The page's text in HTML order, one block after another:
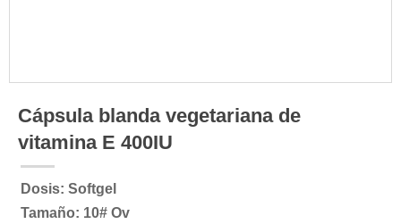
Cápsula blanda vegetariana de
vitamina E 400IU
Dosis: Softgel
Tamaño: 10# Ov